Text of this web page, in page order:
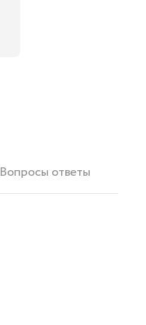
Вопросы ответы